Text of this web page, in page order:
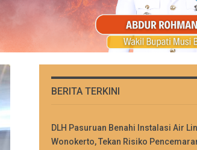
BERITA TERKINI
DLH Pasuruan Benahi Instalasi Air
Wonokerto, Tekan Risiko